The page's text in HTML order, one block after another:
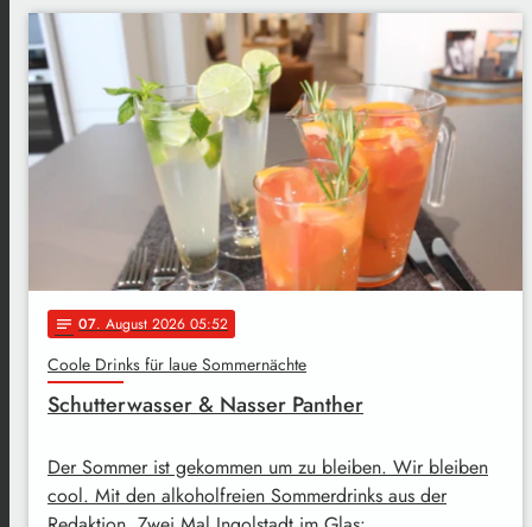
notes 07. August 2026 05:52
Coole Drinks für laue Sommernächte
Schutterwasser & Nasser Panther
Der Sommer ist gekommen um zu bleiben. Wir bleiben
cool. Mit den alkoholfreien Sommerdrinks aus der